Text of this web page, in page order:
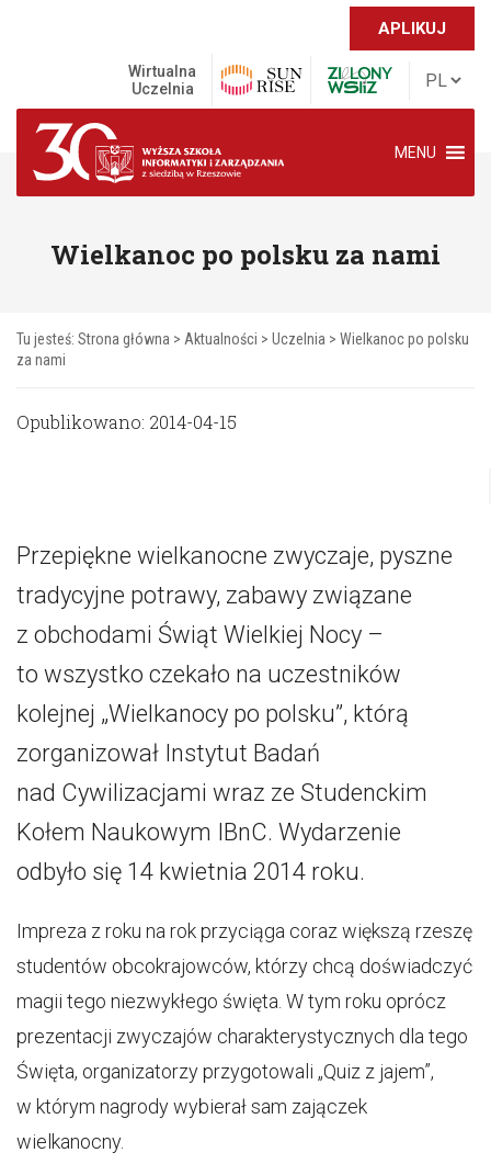
APLIKUJ
Wirtualna
Uczelnia
MENU
Wielkanoc po polsku za nami
Tu jesteś: Strona główna > Aktualności > Uczelnia > Wielkanoc po polsku
za nami
Opublikowano: 2014-04-15
Przepiękne wielkanocne zwyczaje, pyszne
tradycyjne potrawy, zabawy związane
z obchodami Świąt Wielkiej Nocy –
to wszystko czekało na uczestników
kolejnej „Wielkanocy po polsku”, którą
zorganizował Instytut Badań
nad Cywilizacjami wraz ze Studenckim
Kołem Naukowym IBnC. Wydarzenie
odbyło się 14 kwietnia 2014 roku.
Impreza z roku na rok przyciąga coraz większą rzeszę
studentów obcokrajowców, którzy chcą doświadczyć
magii tego niezwykłego święta. W tym roku oprócz
prezentacji zwyczajów charakterystycznych dla tego
Święta, organizatorzy przygotowali „Quiz z jajem”,
w którym nagrody wybierał sam zajączek
wielkanocny.